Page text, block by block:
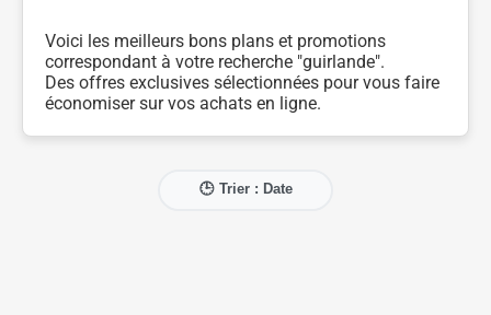
Voici les meilleurs bons plans et promotions
correspondant à votre recherche "guirlande".
Des offres exclusives sélectionnées pour vous faire
économiser sur vos achats en ligne.
🕒 Trier : Date